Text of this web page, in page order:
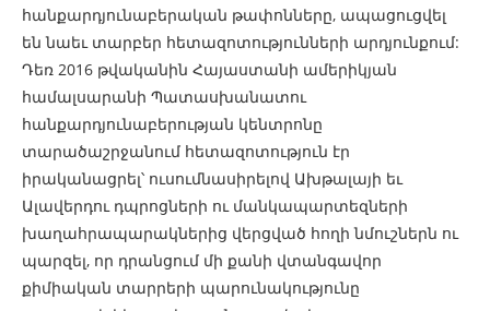
հանքարդյունաբերական թափոնները, ապացուցվել
են նաեւ տարբեր հետազոտությունների արդյունքում:
Դեռ 2016 թվականին Հայաստանի ամերիկյան
համալսարանի Պատասխանատու
հանքարդյունաբերության կենտրոնը
տարածաշրջանում հետազոտություն էր
իրականացրել՝ ուսումնասիրելով Ախթալայի եւ
Ալավերդու դպրոցների ու մանկապարտեզների
խաղահրապարակներից վերցված հողի նմուշներն ու
պարզել, որ դրանցում մի քանի վտանգավոր
քիմիական տարրերի պարունակությունը